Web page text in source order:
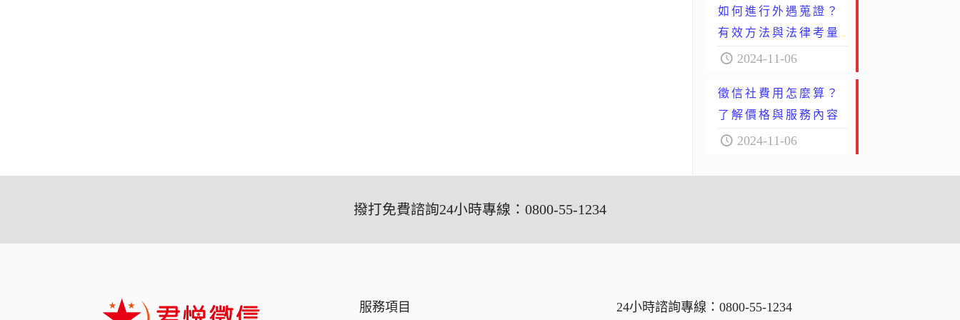
如何進行外遇蒐證？
有效方法與法律考量
2024-11-06
徵信社費用怎麼算？
了解價格與服務內容
2024-11-06
撥打免費諮詢24小時專線：0800-55-1234
服務項目 24小時諮詢專線： 0800-55-1234